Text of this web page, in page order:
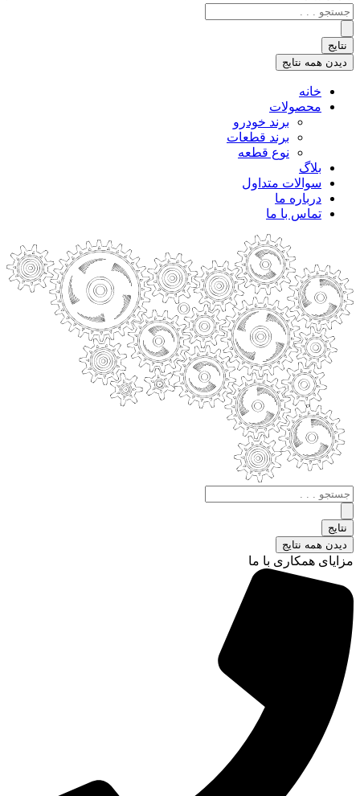
جستجو
.
.
.
نتایج
دیدن همه نتایج
خانه
محصولات
برند خودرو
برند قطعات
نوع قطعه
بلاگ
سوالات متداول
درباره ما
تماس با ما
جستجو
.
.
.
نتایج
دیدن همه نتایج
مزایای همکاری با ما